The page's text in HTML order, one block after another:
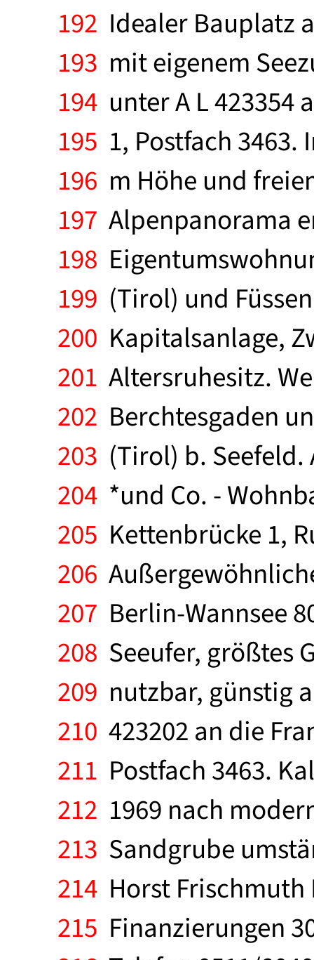
192 Idealer Bauplatz
193 mit eigenem
194 unter A L 423354
195 1, Postfach
196 m Höhe und
197 Alpenpanorama
198
199 (Tirol) und
200 Kapitalsanlage,
201 Altersruhesitz.
202 Berchtesgaden
203 (Tirol) b.
204 *und Co. -
205 Kettenbrücke 1,
206
207 Berlin-Wannsee
208 Seeufer, größtes
209 nutzbar, günstig
210 423202 an die
211 Postfach 3463.
212 1969 nach
213 Sandgrube
214 Horst
215 Finanzierungen